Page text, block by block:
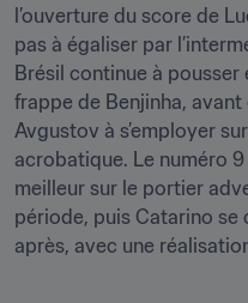
l’ouverture du score de
pas à égaliser par
Brésil continue à
frappe de Benjinha, avant
Avgustov à s’employer
acrobatique. Le numéro
meilleur sur le portier
période, puis Catarino se
après, avec une